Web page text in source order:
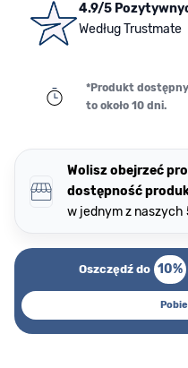
4.9/5
Według Trustmate
*Produkt
to około 10 dni.
Wolisz obejrzeć
dostępność
w jednym z naszych
Oszczędź do 10%